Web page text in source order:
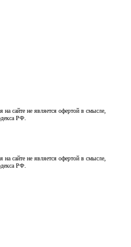
сайте не является офертой в смысле,
РФ.
сайте не является офертой в смысле,
РФ.